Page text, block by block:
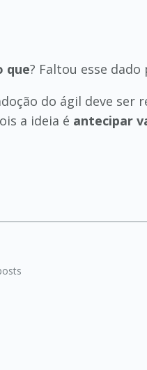
que? Faltou esse
do ágil deve
a ideia é antecipar